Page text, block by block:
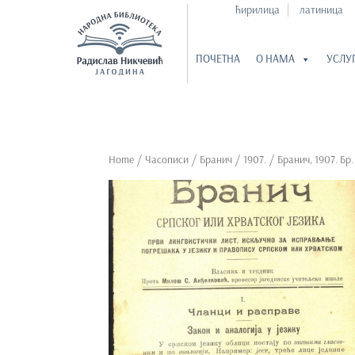
ћирилица латиница
ПОЧЕТНА О НАМА
Home / Часописи / Бранич / 1907. / Бранич, 1907.